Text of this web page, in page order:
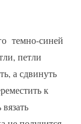
темно-синей
петли
а сдвинуть
к